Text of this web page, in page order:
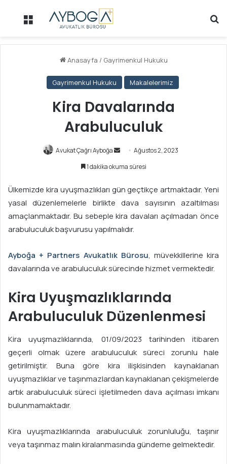
Menü
Anasayfa / Gayrimenkul Hukuku
Gayrimenkul Hukuku Makalelerimiz
Kira Davalarında
Arabuluculuk
Avukat Çağrı Ayboğa
B
e
a
g
n
d
e
e
Ağustos 2, 2023
1 dakika okuma süresi
Ülkemizde kira uyuşmazlıkları gün geçtikçe artmaktadır. Yeni
yasal düzenlemelerle birlikte dava sayısının azaltılması
amaçlanmaktadır. Bu sebeple kira davaları açılmadan önce
arabuluculuk başvurusu yapılmalıdır.
Ayboğa + Partners Avukatlık Bürosu, müvekkillerine kira
davalarında ve arabuluculuk sürecinde hizmet vermektedir.
Kira Uyuşmazlıklarında
Arabuluculuk Düzenlenmesi
Kira uyuşmazlıklarında, 01/09/2023 tarihinden itibaren
geçerli olmak üzere arabuluculuk süreci zorunlu hale
getirilmiştir. Buna göre kira ilişkisinden kaynaklanan
uyuşmazlıklar ve taşınmazlardan kaynaklanan çekişmelerde
artık arabuluculuk süreci işletilmeden dava açılması imkanı
bulunmamaktadır.
Kira uyuşmazlıklarında arabuluculuk zorunluluğu, taşınır
veya taşınmaz malın kiralanmasında gündeme gelmektedir.